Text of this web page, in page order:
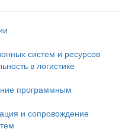
систем и ресурсов
в логистике
программным
и сопровождение